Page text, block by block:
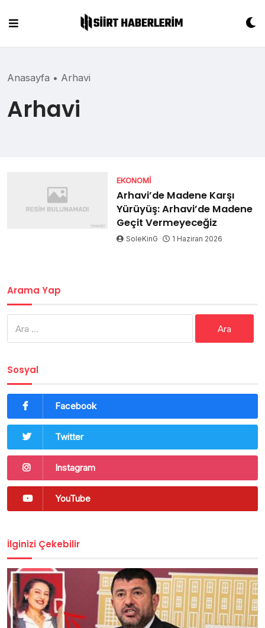
content
Anasayfa • Arhavi
Arhavi
EKONOMI
Arhavi’de Madene Karşı
Yürüyüş: Arhavi’de Madene
Geçit Vermeyeceğiz
SoleKinG 1 Haziran 2026
Arama Yap
Sosyal
Facebook
Twitter
Instagram
YouTube
İlginizi Çekebilir